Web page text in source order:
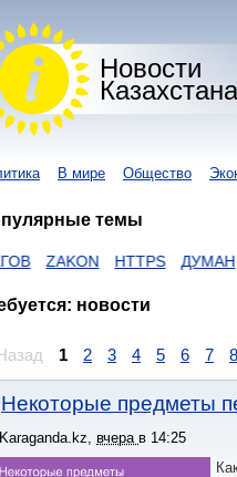
Новости
Казахстана
В мире Общество
темы
HTTPS ДУМАН
новости
1 2 3 4 5 6 7 8
Некоторые предметы
, вчера в 14:25